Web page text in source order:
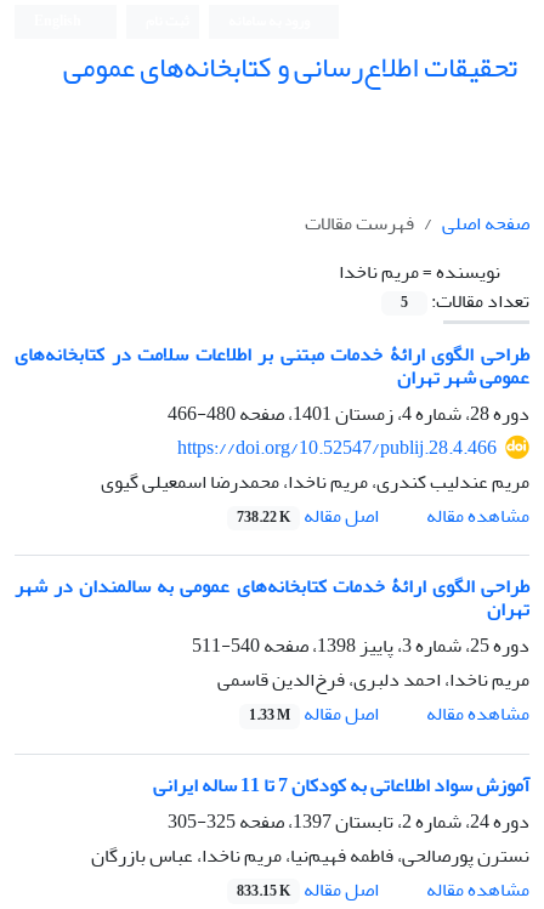
تحقیقات اطلاع‌رسانی و کتابخانه‌های عمومی
صفحه اصلی
فهرست مقالات
نویسنده =مریم ناخدا
تعداد مقالات:
5
طراحی الگوی ارائۀ خدمات مبتنی بر اطلاعات سلامت در کتابخانه‌های‌
عمومی شهر تهران
دوره 28، شماره 4، زمستان 1401، صفحه
480-466
https://doi.org/10.52547/publij.28.4.466
مریم عندلیب کندری، مریم ناخدا، محمدرضا اسمعیلی گیوی
مشاهده مقاله
اصل مقاله 738.22 K
طراحی الگوی ارائۀ خدمات کتابخانه‌های عمومی به سالمندان در شهر
تهران
دوره 25، شماره 3، پاییز 1398، صفحه
540-511
مریم ناخدا، احمد دلبری، فرخ‌الدین قاسمی
مشاهده مقاله
اصل مقاله 1.33 M
آموزش سواد اطلاعاتی به کودکان 7 تا 11 ساله ایرانی
دوره 24، شماره 2، تابستان 1397، صفحه
325-305
نسترن پورصالحی، فاطمه فهیم‌نیا، مریم ناخدا، عباس بازرگان
مشاهده مقاله
اصل مقاله 833.15 K